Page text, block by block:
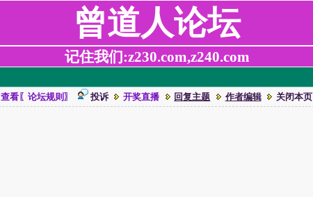
曾道人论坛
记住我们:z230.com,z240.com
查看〖论坛规则〗 投诉 开奖直播 回复主题 作者编辑 关闭本页